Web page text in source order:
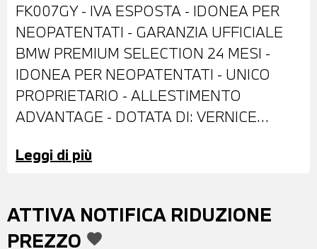
FK007GY - IVA ESPOSTA - IDONEA PER
NEOPATENTATI - GARANZIA UFFICIALE
BMW PREMIUM SELECTION 24 MESI -
IDONEA PER NEOPATENTATI - UNICO
PROPRIETARIO - ALLESTIMENTO
ADVANTAGE - DOTATA DI: VERNICE
16" - FENDINEBBIA - SENSORE PIOGGIA -
PARCHEGGIO POSTERIORI - INTERNI IN
STOFFA GRID ANTRACITE - VOLANTE IN
Leggi di più
ATTIVA NOTIFICA RIDUZIONE
PREZZO favorite